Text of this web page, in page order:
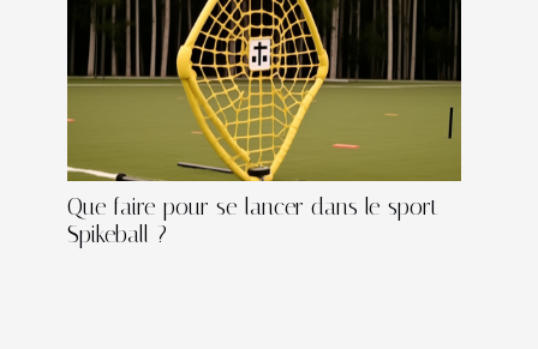
Que faire pour se lancer dans le sport
Spikeball ?